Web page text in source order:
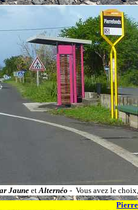
Jaune etAlternéo - Vous avez le